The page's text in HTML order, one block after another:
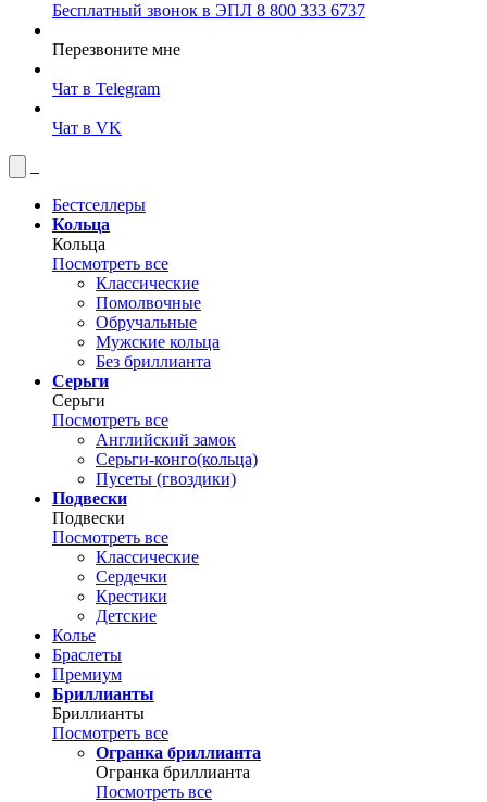
Бесплатный звонок в ЭПЛ 8 800 333 6737
Перезвоните мне
Чат в Telegram
Чат в VK
Бестселлеры
Кольца
Кольца
Посмотреть все
Классические
Помолвочные
Обручальные
Мужские кольца
Без бриллианта
Серьги
Серьги
Посмотреть все
Английский замок
Серьги-конго(кольца)
Пусеты (гвоздики)
Подвески
Подвески
Посмотреть все
Классические
Сердечки
Крестики
Детские
Колье
Браслеты
Премиум
Бриллианты
Бриллианты
Посмотреть все
Огранка бриллианта
Огранка бриллианта
Посмотреть все